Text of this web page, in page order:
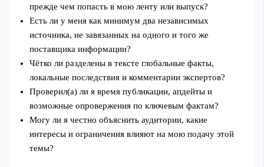
прежде чем попасть в мою ленту или выпуск?
Есть ли у меня как минимум два независимых
источника, не завязанных на одного и того же
поставщика информации?
Чётко ли разделены в тексте глобальные факты,
локальные последствия и комментарии экспертов?
Проверил(а) ли я время публикации, апдейты и
возможные опровержения по ключевым фактам?
Могу ли я честно объяснить аудитории, какие
интересы и ограничения влияют на мою подачу этой
темы?